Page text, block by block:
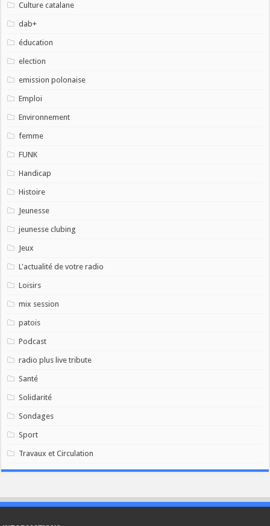
Culture catalane
dab+
éducation
election
emission polonaise
Emploi
Environnement
femme
FUNK
Handicap
Histoire
Jeunesse
jeunesse clubing
Jeux
L'actualité de votre radio
Loisirs
mix session
patois
Podcast
radio plus live tribute
Santé
Solidarité
Sondages
Sport
Travaux et Circulation